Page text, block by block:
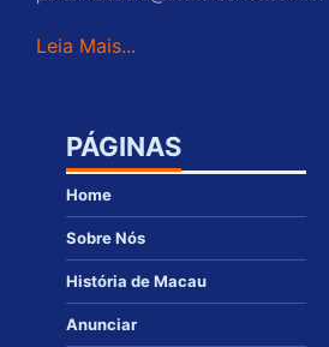
Leia Mais...
PÁGINAS
Home
Sobre Nós
História de Macau
Anunciar